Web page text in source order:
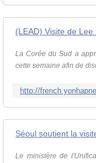
(LEAD) Visite de
La Corée du Sud a
cette semaine afin de
http://
Séoul soutient la
Le ministère de